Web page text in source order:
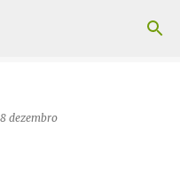
principal
dezembro